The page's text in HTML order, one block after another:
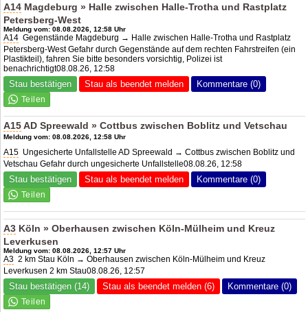
A14 Magdeburg » Halle zwischen Halle-Trotha und Rastplatz
Petersberg-West
Meldung vom: 08.08.2026, 12:58 Uhr
A14 Gegenstände Magdeburg → Halle zwischen Halle-Trotha und Rastplatz
Petersberg-West Gefahr durch Gegenstände auf dem rechten Fahrstreifen (ein
Plastikteil), fahren Sie bitte besonders vorsichtig, Polizei ist
benachrichtigt08.08.26, 12:58
Stau bestätigen Stau als beendet melden Kommentare (0)
A15 AD Spreewald » Cottbus zwischen Boblitz und Vetschau
Meldung vom: 08.08.2026, 12:58 Uhr
A15 Ungesicherte UnfallstelleAD Spreewald → Cottbus zwischen Boblitz und
Vetschau Gefahr durch ungesicherte Unfallstelle08.08.26, 12:58
Stau bestätigen Stau als beendet melden Kommentare (0)
A3 Köln » Oberhausen zwischen Köln-Mülheim und Kreuz
Leverkusen
Meldung vom: 08.08.2026, 12:57 Uhr
A3 2 km Stau Köln → Oberhausen zwischen Köln-Mülheim und Kreuz
Leverkusen 2 km Stau08.08.26, 12:57
Stau bestätigen (14) Stau als beendet melden (6) Kommentare (0)